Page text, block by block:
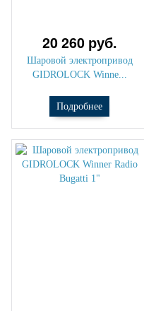
20 260 руб.
Шаровой электропривод
GIDROLOCK Winne...
Подробнее